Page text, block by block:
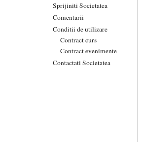
Sprijiniti Societatea
Comentarii
Conditii de utilizare
Contract curs
Contract evenimente
Contactati Societatea